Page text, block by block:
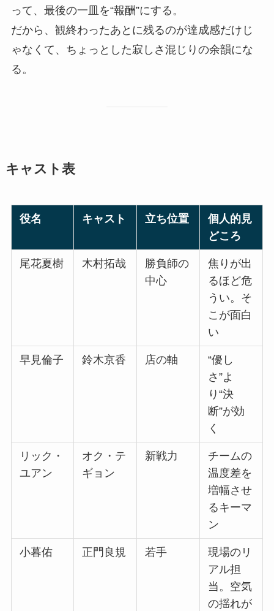
って、最後の一皿を“報酬”にする。
だから、観終わったあとに残るのが達成感だけじ
ゃなくて、ちょっとした寂しさ混じりの余韻にな
る。
キャスト表
役名 キャスト 立ち位置
個人的見
どころ
尾花夏樹 木村拓哉
勝負師の
中心
焦りが出
るほど危
うい。そ
こが面白
い
早見倫子 鈴木京香 店の軸
“優し
さ”よ
り“決
断”が効
く
リック・
ユアン
オク・テ
ギョン
新戦力
チームの
温度差を
増幅させ
るキーマ
ン
小暮佑 正門良規 若手
現場のリ
アル担
当。空気
の揺れが